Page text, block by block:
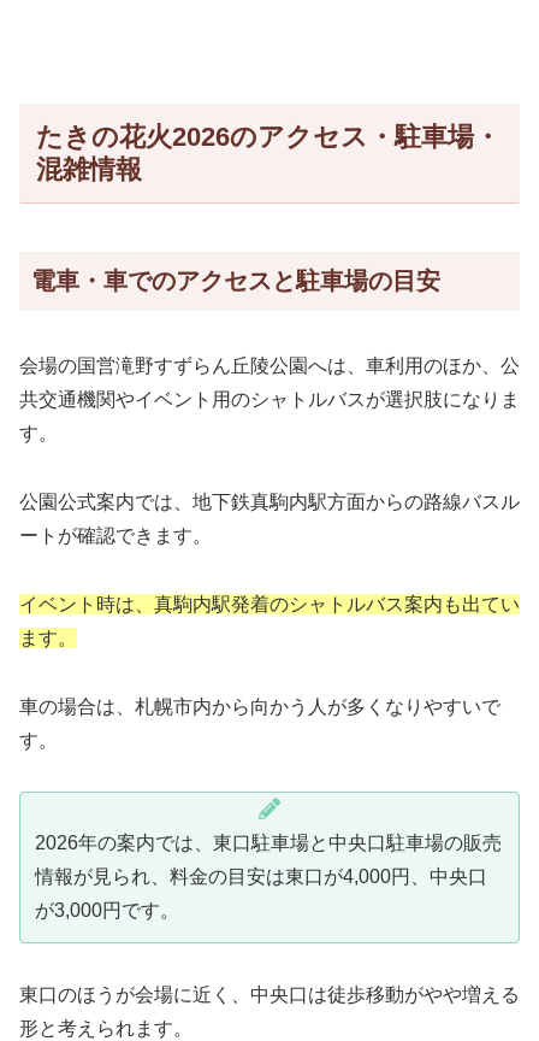
たきの花火2026のアクセス・駐車場・
混雑情報
電車・車でのアクセスと駐車場の目安
会場の国営滝野すずらん丘陵公園へは、車利用のほか、公
共交通機関やイベント用のシャトルバスが選択肢になりま
す。
公園公式案内では、地下鉄真駒内駅方面からの路線バスル
ートが確認できます。
イベント時は、真駒内駅発着のシャトルバス案内も出てい
ます。
車の場合は、札幌市内から向かう人が多くなりやすいで
す。
2026年の案内では、東口駐車場と中央口駐車場の販売
情報が見られ、料金の目安は東口が4,000円、中央口
が3,000円です。
東口のほうが会場に近く、中央口は徒歩移動がやや増える
形と考えられます。